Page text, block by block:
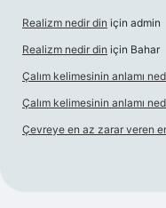
Realizm nedir din için admin
Realizm nedir din için Bahar
Çalım kelimesinin anlamı
Çalım kelimesinin anlamı
Çevreye en az zarar veren